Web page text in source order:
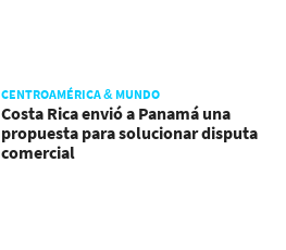
CENTROAMÉRICA & MUNDO
Costa Rica envió a Panamá una
propuesta para solucionar disputa
comercial